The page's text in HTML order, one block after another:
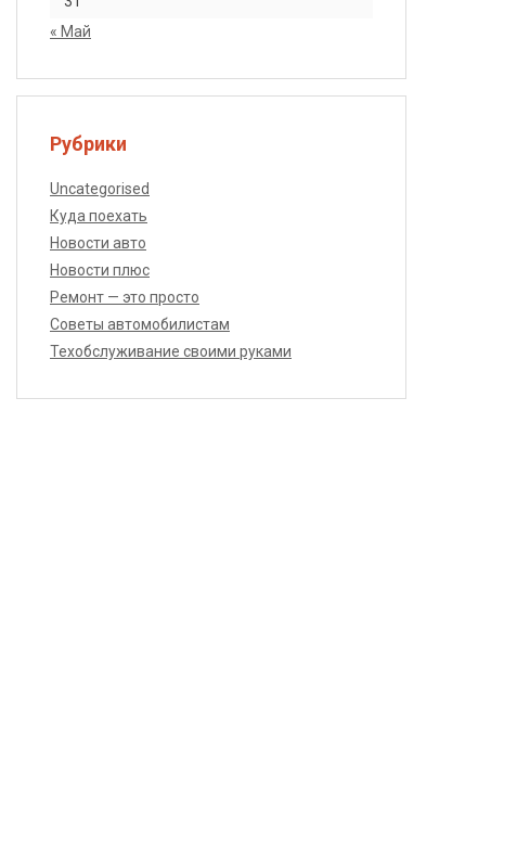
« Май
Рубрики
Uncategorised
Куда поехать
Новости авто
Новости плюс
Ремонт — это просто
Советы автомобилистам
Техобслуживание своими руками